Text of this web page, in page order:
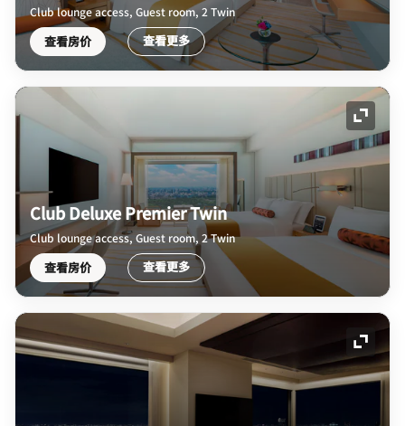
Club lounge access, Guest room, 2 Twin
查看房价 查看更多
展开
Club Deluxe Premier Twin
Club lounge access, Guest room, 2 Twin
查看房价 查看更多
展开